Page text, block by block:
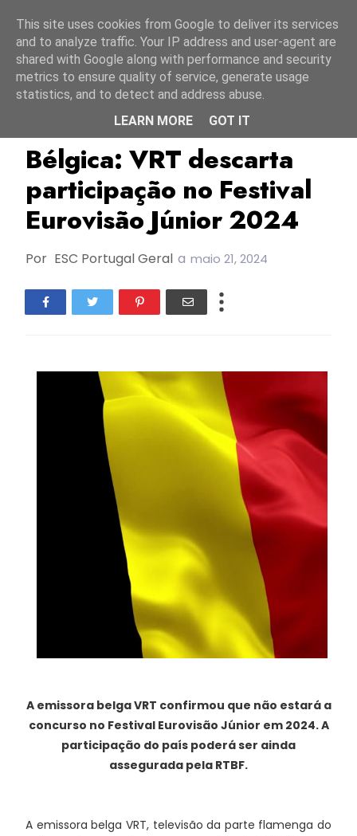
JESC2024 RTBF
Bélgica: VRT descarta
participação no Festival
Eurovisão Júnior 2024
Por ESC Portugal Geral a maio 21, 2024
A emissora belga VRT confirmou que não estará a
concurso no Festival Eurovisão Júnior em 2024. A
participação do país poderá ser ainda
assegurada pela RTBF.
A emissora belga VRT, televisão da parte flamenga do
This site uses cookies from Google to deliver its services
and to analyze traffic. Your IP address and user-agent are
shared with Google along with performance and security
metrics to ensure quality of service, generate usage
statistics, and to detect and address abuse.
LEARN MORE
GOT IT